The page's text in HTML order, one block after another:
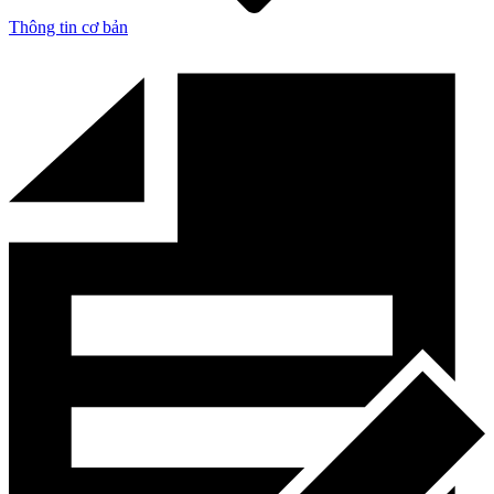
Thông tin cơ bản